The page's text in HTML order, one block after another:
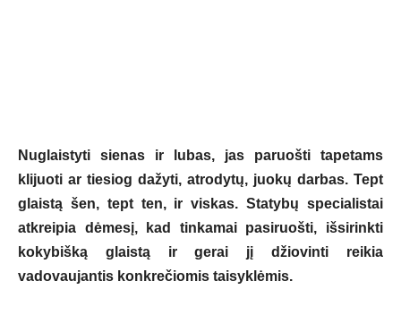
Nuglaistyti sienas ir lubas, jas paruošti tapetams
klijuoti ar tiesiog dažyti, atrodytų, juokų darbas. Tept
glaistą šen, tept ten, ir viskas. Statybų specialistai
atkreipia dėmesį, kad tinkamai pasiruošti, išsirinkti
kokybišką glaistą ir gerai jį džiovinti reikia
vadovaujantis konkrečiomis taisyklėmis.